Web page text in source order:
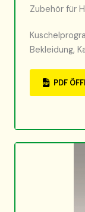
Zubehör für
Bekleidung,
PDF